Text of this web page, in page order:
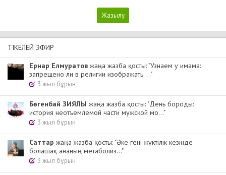
ТІКЕЛЕЙ ЭФИР
Ернар Елмуратов жаңа жазба қосты: "Узнаем у имама:
запрещено ли в религии изображать ..."
3 жыл бұрын
Бөгенбай ЗИЯЛЫ жаңа жазба қосты: "День бороды:
история неотъемлемой части мужской мо..."
3 жыл бұрын
Cаттар жаңа жазба қосты: "Әке гені жүктілік кезінде
болашақ ананың метаболиз..."
3 жыл бұрын